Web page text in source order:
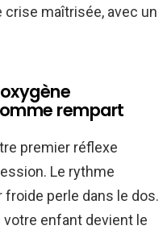
maîtrisée, avec un
rempart
premier réflexe
Le rythme
froide perle dans le dos.
votre enfant devient le